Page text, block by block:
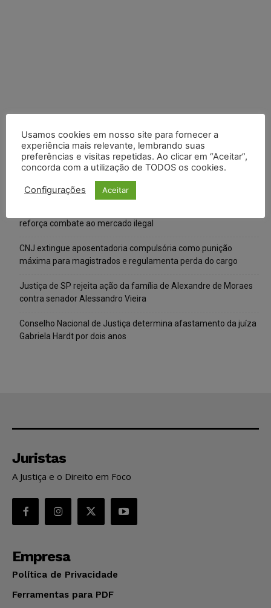
Posts Recentes
Cibercriminosos exploram softwares legítimos para instalar
ferramentas de acesso remoto em ataques silenciosos
reforça combate ao mercado ilegal
CNJ extingue aposentadoria compulsória como punição
máxima para magistrados e regulamenta perda do cargo
Justiça de SP rejeita ação da família de Alexandre de Moraes
contra senador Alessandro Vieira
Conselho Nacional de Justiça determina afastamento da juíza
Gabriela Hardt por dois anos
Juristas
A Justiça e o Direito em Foco
Empresa
Política de Privacidade
Ferramentas para PDF
Usamos cookies em nosso site para fornecer a
experiência mais relevante, lembrando suas
preferências e visitas repetidas. Ao clicar em “Aceitar”,
concorda com a utilização de TODOS os cookies.
Configurações Aceitar